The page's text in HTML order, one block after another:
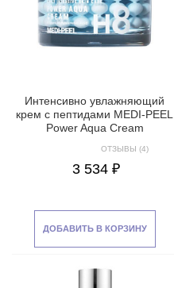
Интенсивно увлажняющий
крем с пептидами MEDI-PEEL
Power Aqua Cream
ОТЗЫВЫ (4)
3 534 ₽
ДОБАВИТЬ В КОРЗИНУ